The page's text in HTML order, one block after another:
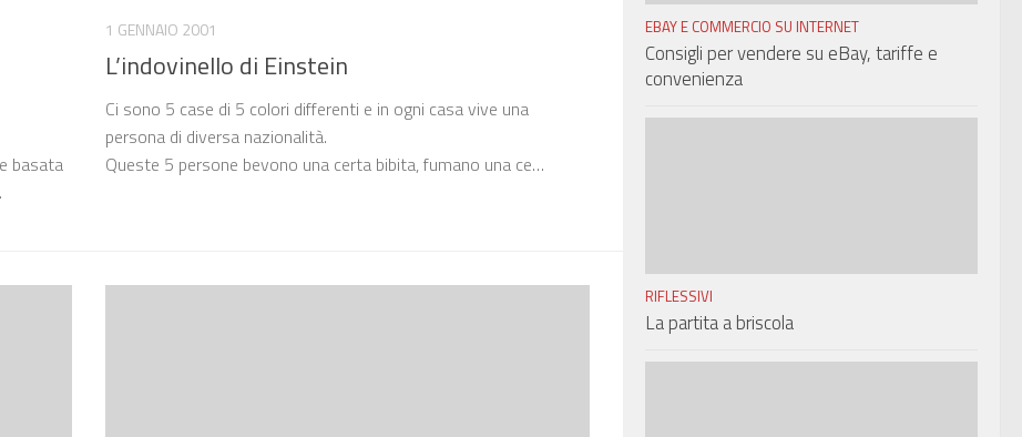
basata
1 GENNAIO 2001
L’indovinello di Einstein
Ci sono 5 case di 5 colori differenti e in ogni casa vive una
persona di diversa nazionalità.
Queste 5 persone bevono una certa bibita, fumano una ce…
EBAY E COMMERCIO SU INTERNET
Consigli per vendere su eBay, tariffe e
convenienza
RIFLESSIVI
La partita a briscola